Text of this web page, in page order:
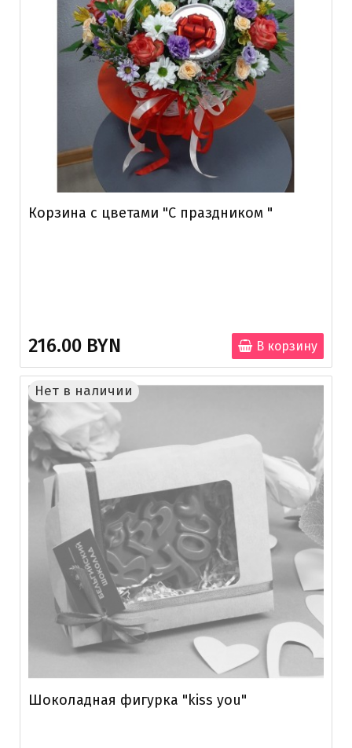
Корзина с цветами "С праздником "
216.00 BYN В корзину
Нет в наличии
Шоколадная фигурка "kiss you"